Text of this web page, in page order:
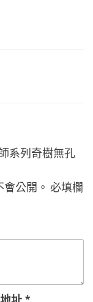
系列奇樹無孔
公開。 必填欄